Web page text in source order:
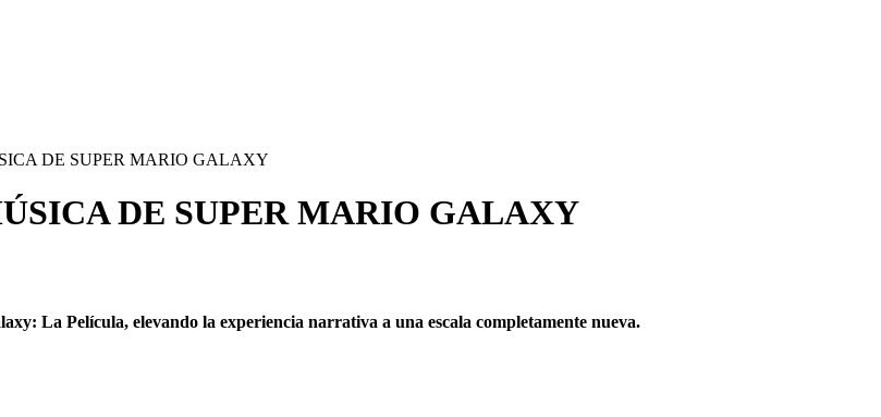
DE SUPER MARIO GALAXY
DE SUPER MARIO GALAXY
La Película, elevando la experiencia narrativa a una escala completamente nueva.